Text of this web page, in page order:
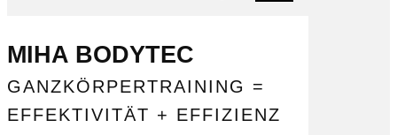
MIHA BODYTEC
GANZKÖRPERTRAINING =
EFFEKTIVITÄT + EFFIZIENZ